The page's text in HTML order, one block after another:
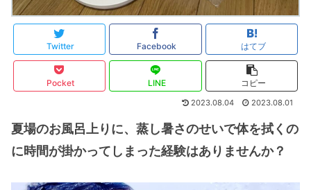
Twitter Facebook はてブ
Pocket LINE コピー
2023.08.04 2023.08.01
夏場のお風呂上りに、蒸し暑さのせいで体を拭くの
に時間が掛かってしまった経験はありませんか？